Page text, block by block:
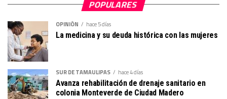
POPULARES
OPINIÓN hace 5 días
La medicina y su deuda histórica con las mujeres
SUR DE TAMAULIPAS hace 4 días
Avanza rehabilitación de drenaje sanitario en
colonia Monteverde de Ciudad Madero